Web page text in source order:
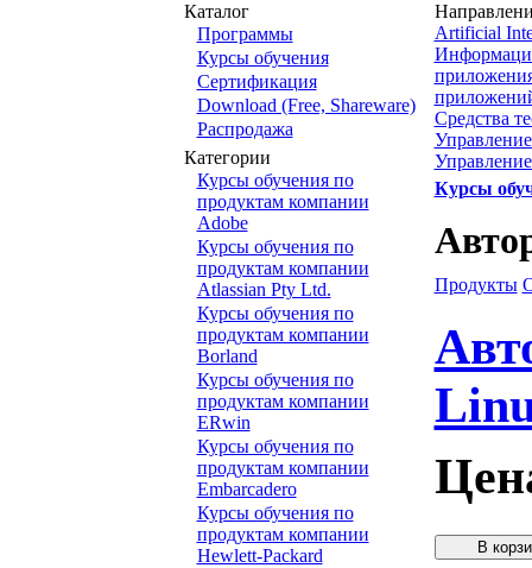
Каталог
Программы
Курсы обучения
Сертификация
Download (Free, Shareware)
Распродажа
Категории
Курсы обучения по
продуктам компании
Adobe
Курсы обучения по
продуктам компании
Atlassian Pty Ltd.
Курсы обучения по
продуктам компании
Borland
Курсы обучения по
продуктам компании
ERwin
Курсы обучения по
продуктам компании
Embarcadero
Курсы обучения по
продуктам компании
Hewlett-Packard
Artificial
Средства
Курсы
Продукты